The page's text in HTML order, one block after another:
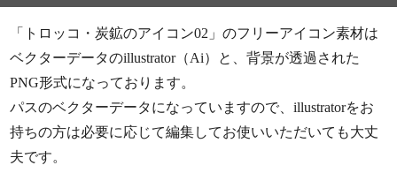
「トロッコ・炭鉱のアイコン02」のフリーアイコン素材は
ベクターデータのillustrator（Ai）と、背景が透過された
PNG形式になっております。
パスのベクターデータになっていますので、illustratorをお
持ちの方は必要に応じて編集してお使いいただいても大丈
夫です。